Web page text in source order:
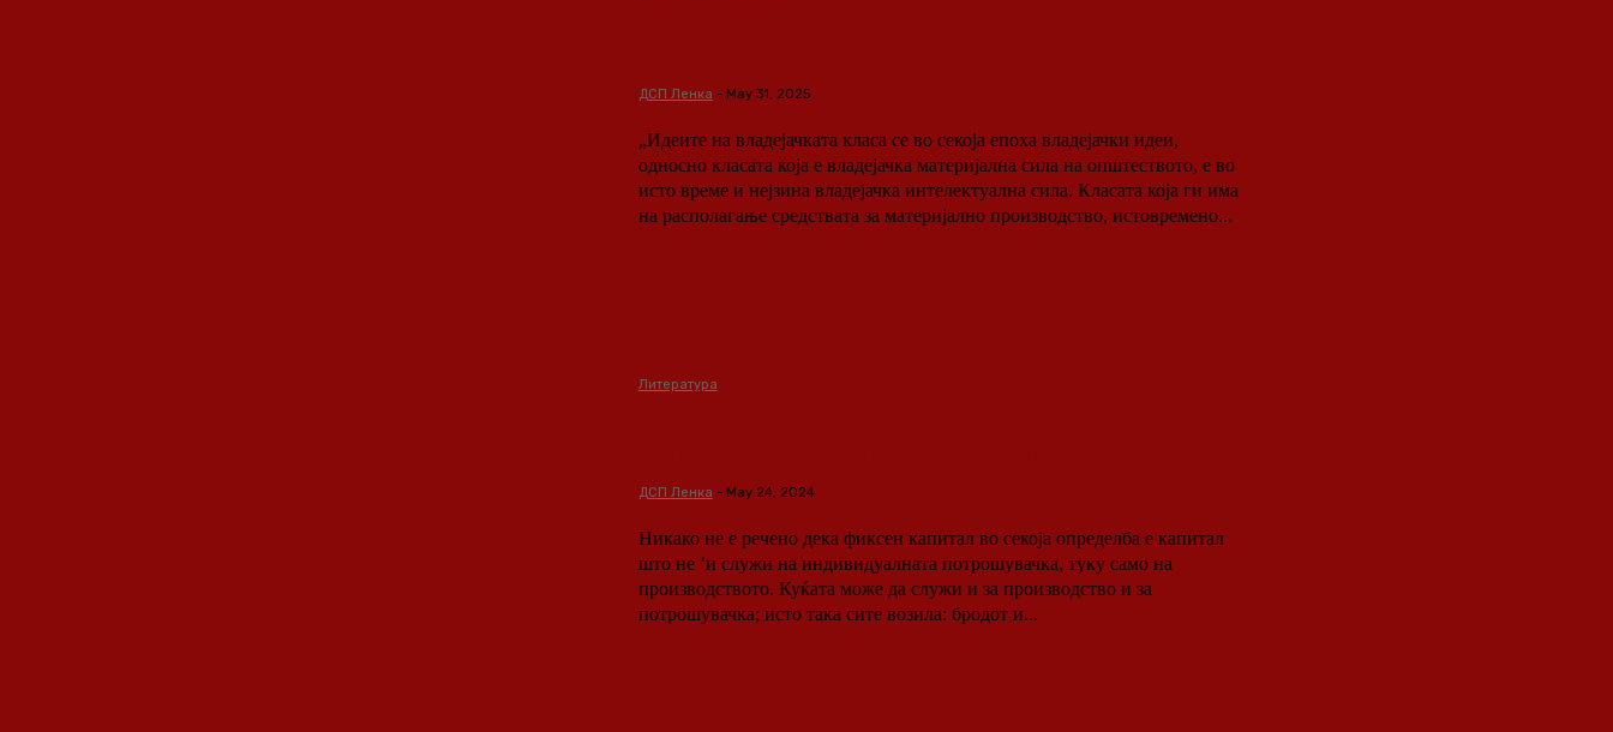
ДСП Ленка - May 31, 2025
„Идеите на владејачката класа се во секоја епоха владејачки идеи,
односно класата која е владејачка материјална сила на општеството, е во
исто време и нејзина владејачка интелектуална сила. Класата која ги има
на располагање средствата за материјално производство, истовремено...
Литература
ДСП Ленка - May 24, 2024
Никако не е речено дека фиксен капитал во секоја определба е капитал
што не ‘и служи на индивидуалната потрошувачка, туку само на
производството. Куќата може да служи и за производство и за
потрошувачка; исто така сите возила: бродот и...